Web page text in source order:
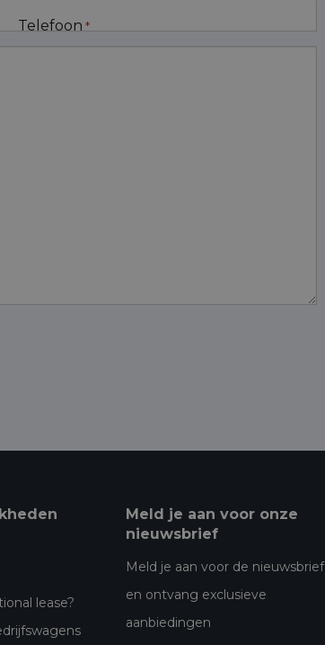
Telefoon *
lease?
Meld je aan voor onze
nieuwsbrief
Meld je aan voor de nieuwsbrief
en ontvang exclusieve
aanbiedingen